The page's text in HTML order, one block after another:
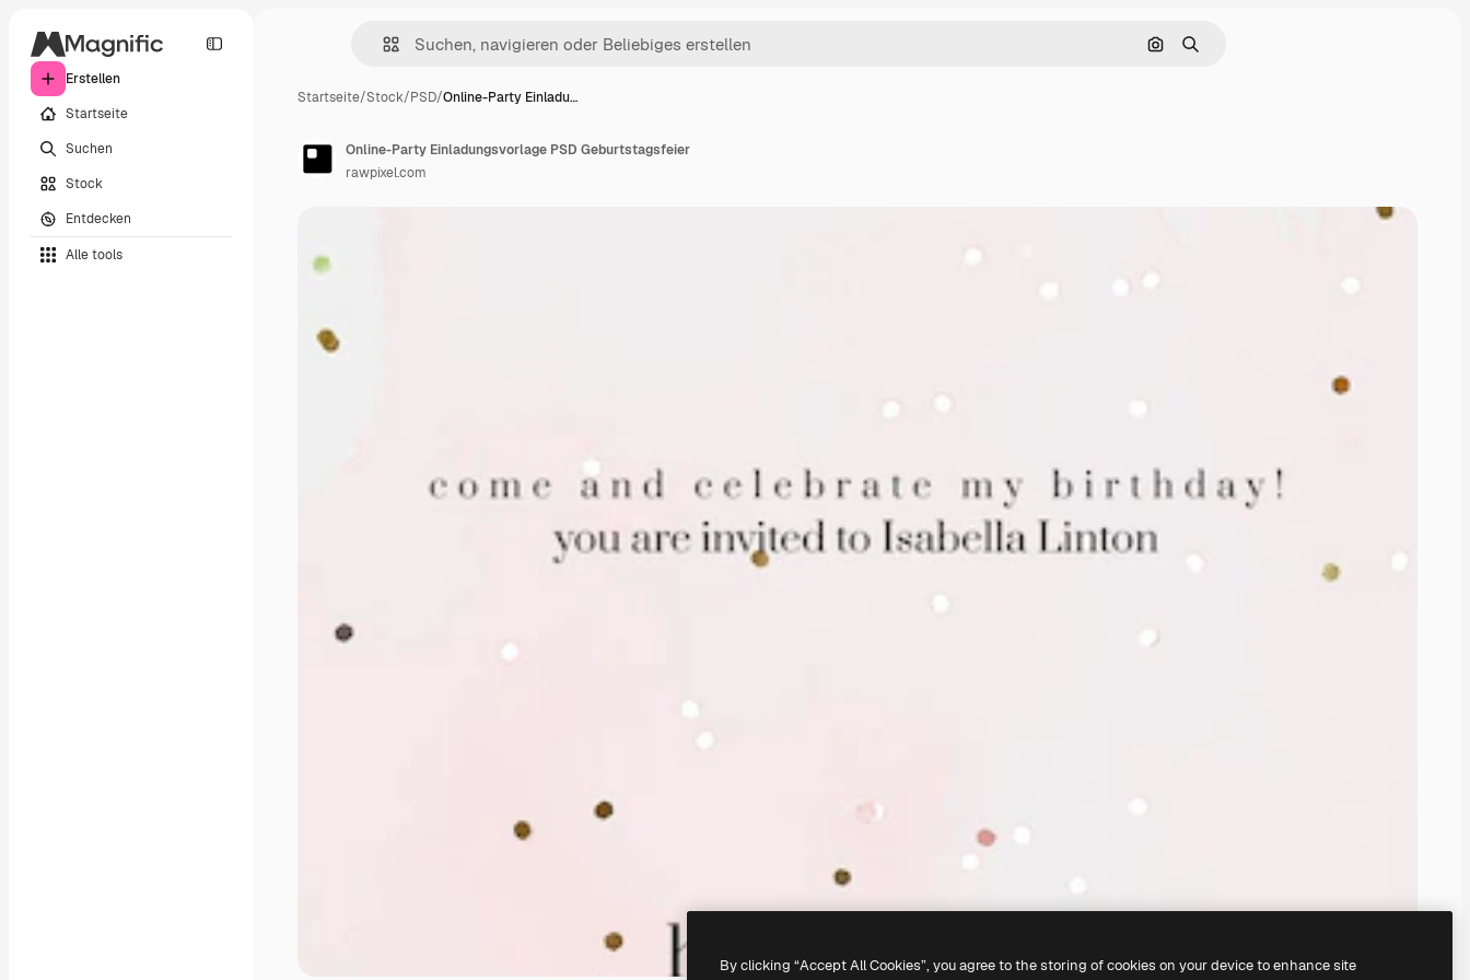
Erstellen
Startseite
Suchen
Stock
Entdecken
Alle tools
Nach Bild suchen
Suchen
Startseite/Stock/PSD/Online-Party Einladu…
Online-Party Einladungsvorlage PSD Geburtstagsfeier
rawpixel.com
By clicking “Accept All Cookies”, you agree to the storing of cookies on your device to enhance site